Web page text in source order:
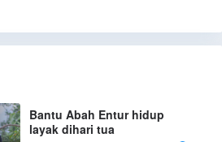
Bantu Abah Entur hidup
layak dihari tua